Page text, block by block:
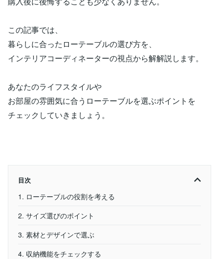
この記事では、
暮らしに合ったローテーブルの選び方を、
インテリアコーディネーターの視点から解解説します。
あなたのライフスタイルや
お部屋の雰囲気に合うローテーブルを選ぶポイントを
チェックしていきましょう。
目次
1. ローテーブルの役割を考える
2. サイズ選びのポイント
3. 素材とデザインで選ぶ
4. 収納機能をチェックする